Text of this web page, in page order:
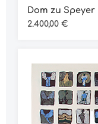
Dom zu Speyer II
Regulärer Preis:
2.400,00 €